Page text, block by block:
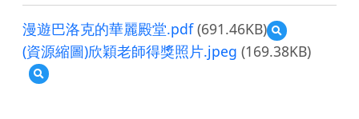
漫遊巴洛克的華麗殿堂.pdf(691.46KB)
預
覽
漫
(資源縮圖)欣穎老師得獎照片.jpeg (169.38KB)
預
覽